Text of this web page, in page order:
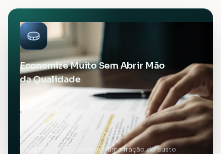
Economize Muito Sem Abrir Mão
da Qualidade
Qualidade profissional por uma fração do custo